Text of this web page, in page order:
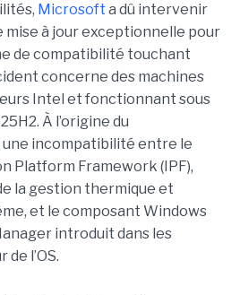
Microsoft a dû intervenir
mise à jour exceptionnell e pour
de compatibilité touchant
concerne des machines
Intel et fonctionnant sous
À l’origine du
incompatibilité entre le
Platform Framework (IPF),
la gestion thermique et
et le composant Windows
introduit dans les
l’OS.